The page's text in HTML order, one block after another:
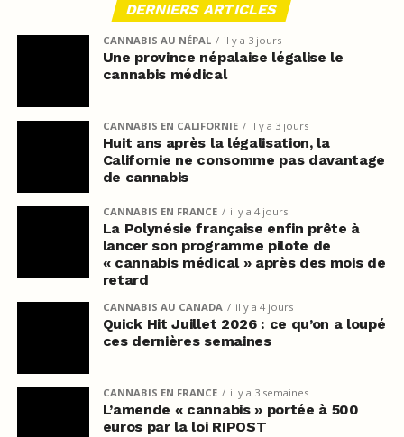
DERNIERS ARTICLES
CANNABIS AU NÉPAL il y a 3 jours
Une province népalaise légalise le
cannabis médical
CANNABIS EN CALIFORNIE il y a 3 jours
Huit ans après la légalisation, la
Californie ne consomme pas davantage
de cannabis
CANNABIS EN FRANCE il y a 4 jours
La Polynésie française enfin prête à
lancer son programme pilote de
« cannabis médical » après des mois de
retard
CANNABIS AU CANADA il y a 4 jours
Quick Hit Juillet 2026 : ce qu’on a loupé
ces dernières semaines
CANNABIS EN FRANCE il y a 3 semaines
L’amende « cannabis » portée à 500
euros par la loi RIPOST